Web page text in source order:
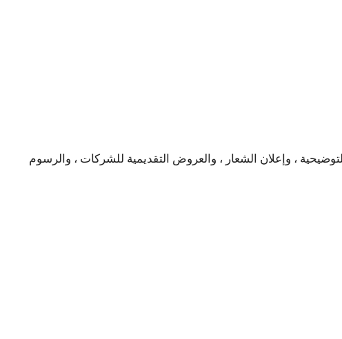
، وإعلان الشعار ، والعروض التقديمية للشركات ، والرسوم